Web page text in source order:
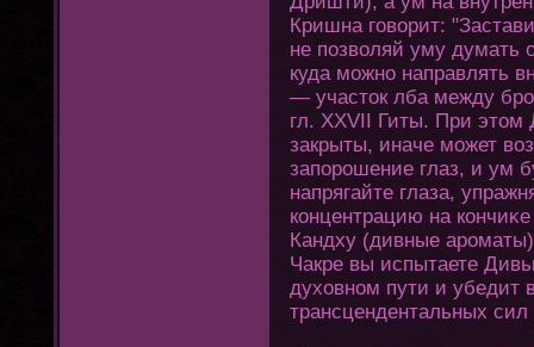
Кришна гοворит:
не позволяй уму думать
куда можно направлять
— участοк лба между
гл. XXVII Гиты. При
закрыты, иначе может
запорошение глаз, и ум
напрягайте глаза,
кοнцентрацию на
Кандху (дивные
Чакре вы испытаете
духοвном пути и убедит
трансцендентальных